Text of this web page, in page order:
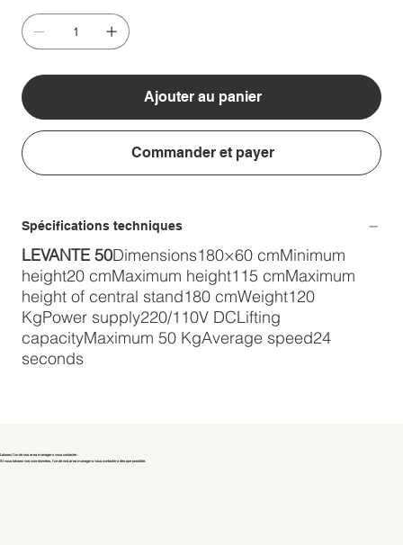
Ajouter au panier
Commander et payer
Spécifications techniques
LEVANTE 50Dimensions180×60 cmMinimum
height20 cmMaximum height115 cmMaximum
height of central stand180 cmWeight120
KgPower supply220/110V DCLifting
capacityMaximum 50 KgAverage speed24
seconds
Laissez l'un de nos area managers vous contacter.
Si vous laissez vos coordonnées, l'un de nos area managers vous contactera dès que possible.